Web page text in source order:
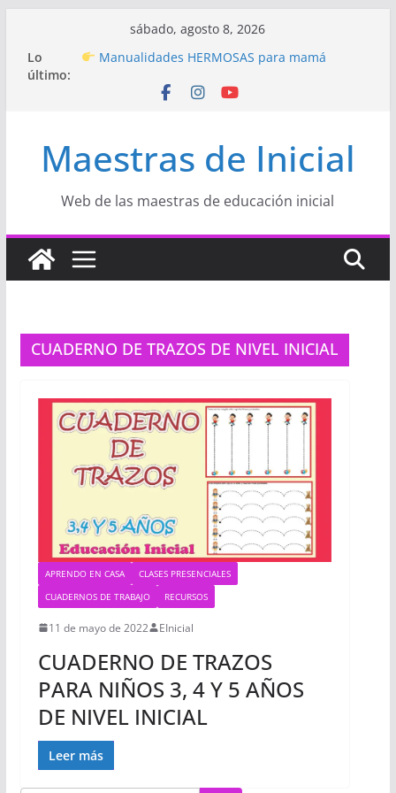
contenido
sábado, agosto 8, 2026
Lo
último:
Hermosos dibujos para MAMÁ: colorea con
amor en Inicial
Manualidades HERMOSAS para mamá
(fáciles y llenas de amor)
Proyecto
“Celebramos con Alegría la Semana
de la Educación Inicial»
Mamá hecho con amor
Maestras de Inicial
Web de las maestras de educación inicial
CUADERNO DE TRAZOS DE NIVEL INICIAL
APRENDO EN CASA
CLASES PRESENCIALES
CUADERNOS DE TRABAJO
RECURSOS
11 de mayo de 2022 EInicial
CUADERNO DE TRAZOS
PARA NIÑOS 3, 4 Y 5 AÑOS
DE NIVEL INICIAL
Leer más